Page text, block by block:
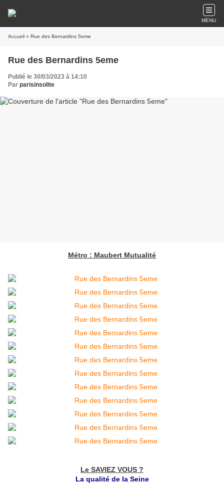
MENU
Accueil » Rue des Bernardins 5eme
Rue des Bernardins 5eme
Publié le 30/03/2023 à 14:10
Par parisinsolite
Métro : Maubert Mutualité
Le SAVIEZ VOUS ?
La qualité de la Seine